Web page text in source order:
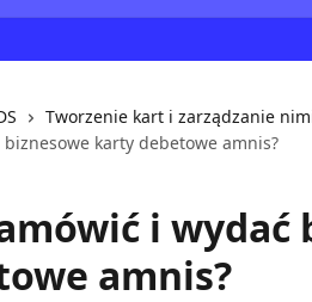
Tworzenie kart i zarządzanie
karty debetowe amnis?
i wydać
amnis?